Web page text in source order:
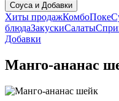
Соуса и Добавки
Хиты продажКомбоПоке
блюдаЗакускиСалаты
Добавки
Манго-ананас